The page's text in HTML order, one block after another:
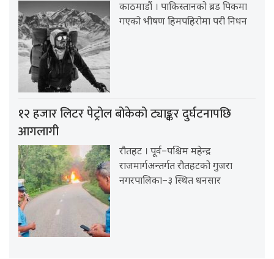
काठमाडौं । पाकिस्तानको ब्रड पिकमा
गएको भीषण हिमपहिरोमा परी निधन
१२ हजार लिटर पेट्रोल बोकेको ट्याङ्कर दुर्घटनापछि
आगलागी
रौतहट । पूर्व–पश्चिम महेन्द्र
राजमार्गअन्तर्गत रौतहटको गुजरा
नगरपालिका–३ स्थित धनसार